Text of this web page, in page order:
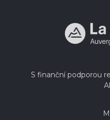
S finanční podporou